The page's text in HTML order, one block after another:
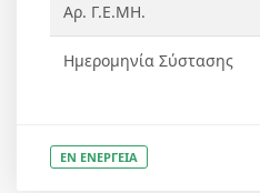
Αρ. Γ.Ε.ΜΗ.
Ημερομηνία Σύστασης
ΕΝ ΕΝΕΡΓΕΙΑ